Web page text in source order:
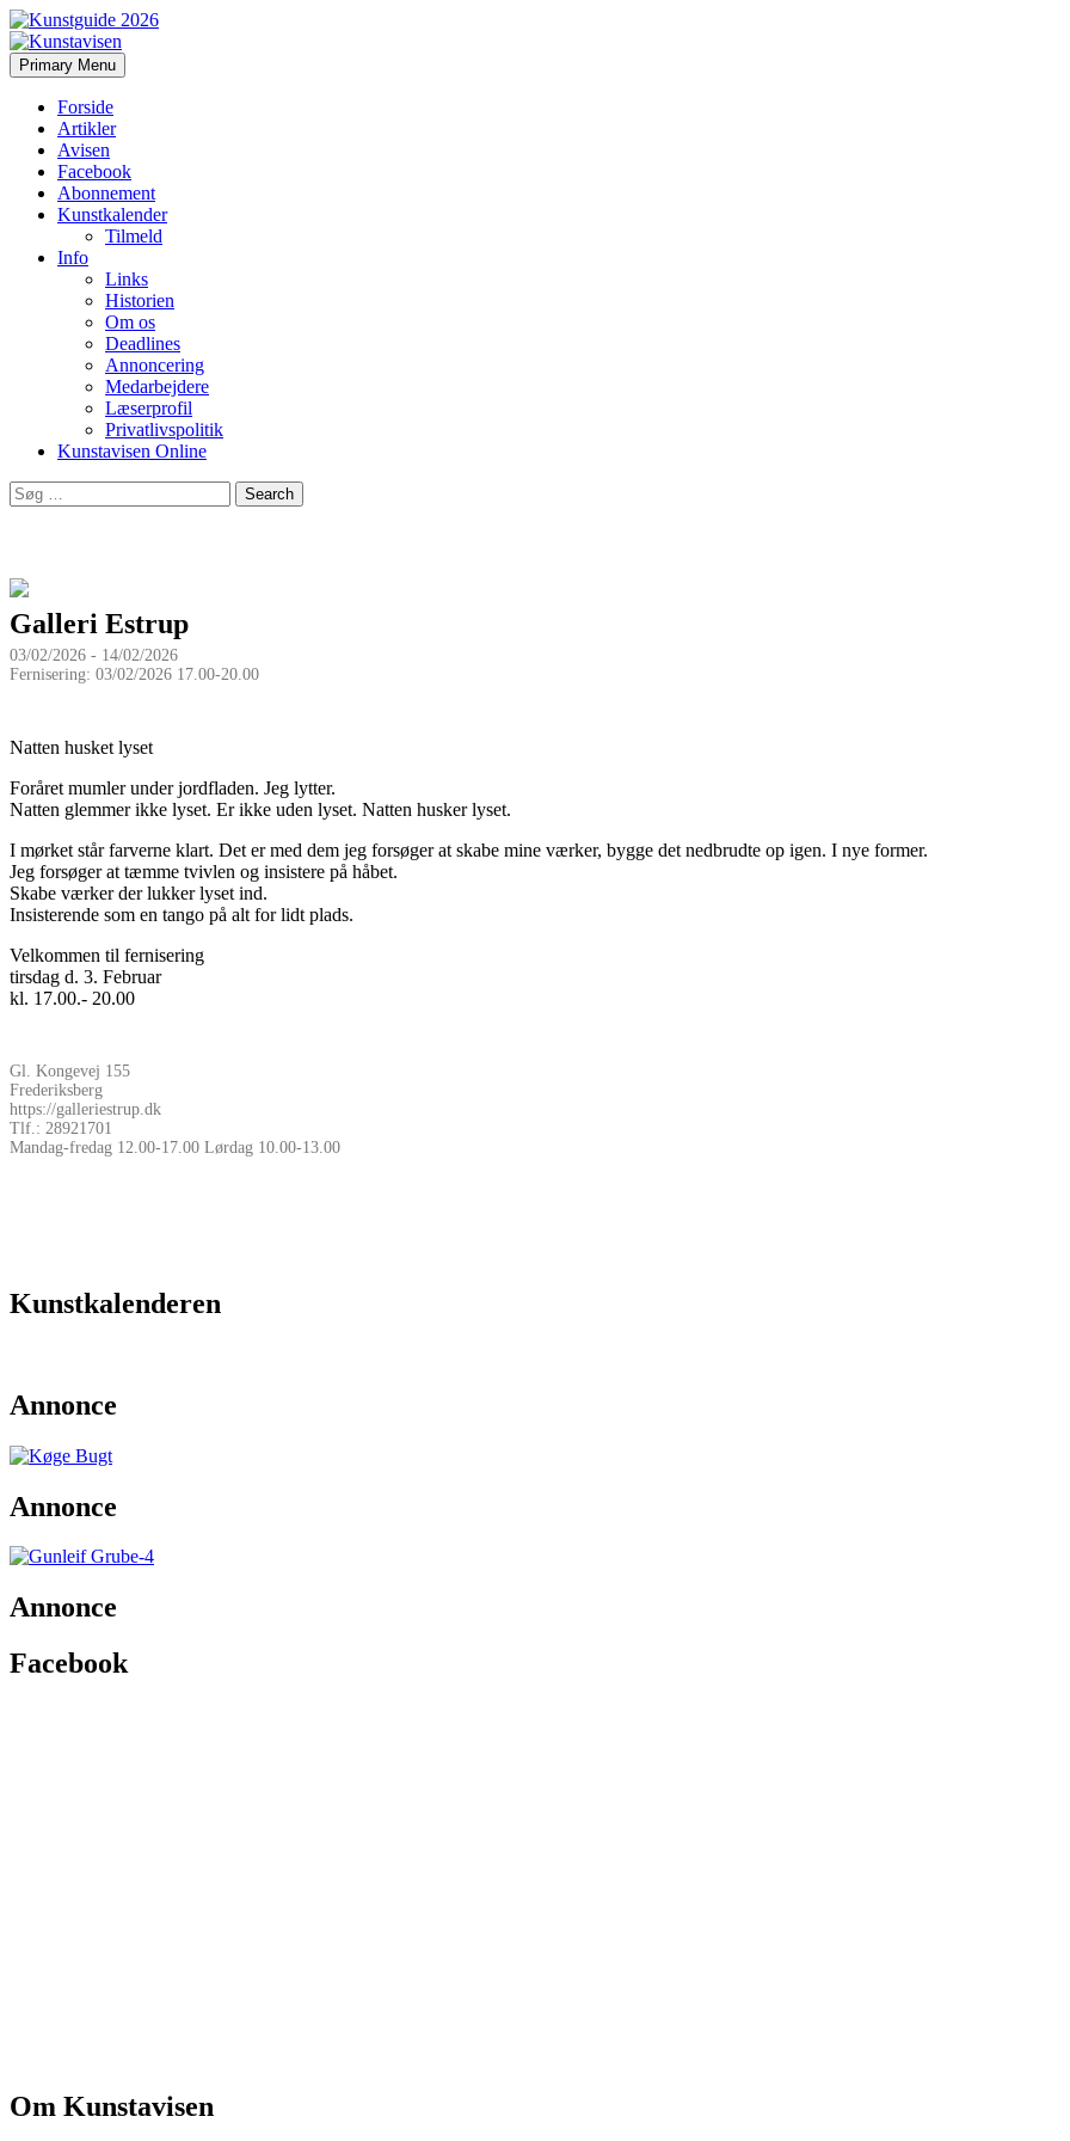
Kunstavisen
Search
Primary Menu Skip
to
Forside
Artikler
Avisen
Facebook
Abonnement
Kunstkalender
Tilmeld
Info
Links
Historien
Om os
Deadlines
Annoncering
Medarbejdere
Læserprofil
Privatlivspolitik
Kunstavisen Online
Search
for:
Galleri Estrup
03/02/2026 - 14/02/2026
Fernisering: 03/02/2026 17.00-20.00
Natten husket lyset
Foråret mumler under jordfladen. Jeg lytter.
Natten glemmer ikke lyset. Er ikke uden lyset. Natten husker lyset.
I mørket står farverne klart. Det er med dem jeg forsøger at skabe mine værker, bygge det nedbrudte op igen. I nye former.
Jeg forsøger at tæmme tvivlen og insistere på håbet.
Skabe værker der lukker lyset ind.
Insisterende som en tango på alt for lidt plads.
Velkommen til fernisering
tirsdag d. 3. Februar
kl. 17.00.- 20.00
Gl. Kongevej 155
Frederiksberg
https://galleriestrup.dk
Tlf.: 28921701
Mandag-fredag 12.00-17.00 Lørdag 10.00-13.00
Kunstkalenderen
Annonce
Annonce
Annonce
Facebook
Om Kunstavisen